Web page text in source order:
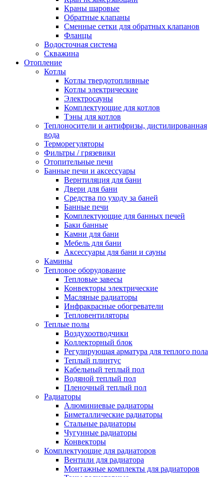
Краны шаровые
Обратные клапаны
Сменные сетки для обратных клапанов
Фланцы
Водосточная система
Скважина
Отопление
Котлы
Котлы твердотопливные
Котлы электрические
Электросауны
Комплектующие для котлов
Тэны для котлов
Теплоносители и антифризы, дистилированная
вода
Терморегуляторы
Фильтры / грязевики
Отопительные печи
Банные печи и аксессуары
Вернтиляция для бани
Двери для бани
Средства по уходу за баней
Банные печи
Комплектующие для банных печей
Баки банные
Камни для бани
Мебель для бани
Аксессуары для бани и сауны
Камины
Тепловое оборудование
Тепловые завесы
Конвекторы электрические
Масляные радиаторы
Инфракрасные обогреватели
Тепловентиляторы
Теплые полы
Воздухоотводчики
Коллекторный блок
Регулирующая арматура для теплого пола
Теплый плинтус
Кабельный теплый пол
Водяной теплый пол
Пленочный теплый пол
Радиаторы
Алюминиевые радиаторы
Биметаллические радиаторы
Стальные радиаторы
Чугунные радиаторы
Конвекторы
Комплектующие для радиаторов
Вентили для радиатора
Монтажные комплекты для радиаторов